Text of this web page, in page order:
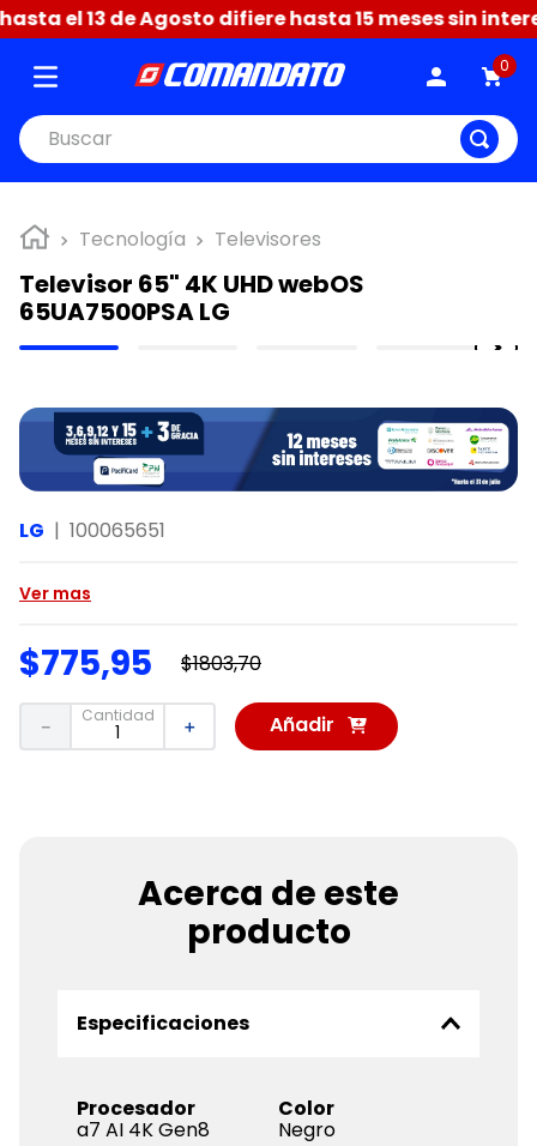
el 13 de Agosto difiere hasta 15 meses sin
0
Buscar
Tecnología Televisores
Televisor 65" 4K UHD webOS
65UA7500PSA LG
LG | 100065651
Ver mas
$775,95 $1803,70
Cantidad
＋
－ Añadir
al
Acerca de este
producto
Especificaciones
Procesador
a7 AI 4K Gen8
Color
Negro